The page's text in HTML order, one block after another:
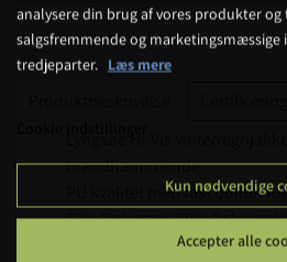
brandhæmmende
PU kvalitet med fast quiltet
50% Polyester, 50%
Foer: FR Quiltet bomuldsfoer
analysere din brug af vores produkter
salgsfremmende og marketingsmæssige
tredjeparter. Læs mere
Kun nødvendige
Accepter alle